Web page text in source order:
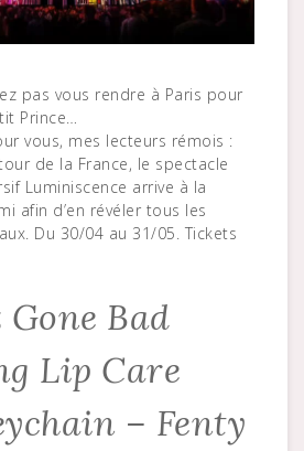
pas vous rendre à Paris pour
Prince…
vous, mes lecteurs rémois :
de la France, le spectacle
Luminiscence arrive à la
afin d’en révéler tous les
Du 30/04 au 31/05. Tickets
Bad
Lip Care
– Fenty